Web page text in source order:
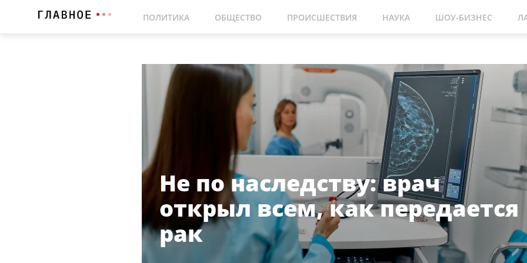
ПОЛИТИКА ОБЩЕСТВО ПРОИСШЕСТВИЯ НАУКА ШОУ-БИЗНЕС
Не по наследству: врач
открыл всем, как передается
рак